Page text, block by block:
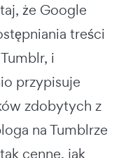
że Google
treści
i
przypisuje
zdobytych z
na Tumblrze
cenne, jak